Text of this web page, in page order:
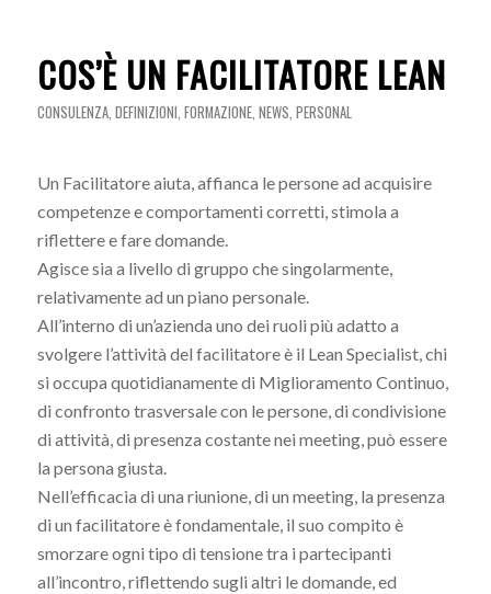
COS’È UN FACILITATORE LEAN
CONSULENZA, DEFINIZIONI FORMAZIONE, NEWS PERSONAL
Un Facilitatore aiuta, affianca le persone ad acquisire
competenze e comportamenti corretti, stimola a
riflettere e fare domande.
Agisce sia a livello di gruppo che singolarmente,
relativamente ad un piano personale.
All’interno di un’azienda uno dei ruoli più adatto a
svolgere l’attività del facilitatore è il Lean Specialist, chi
si occupa quotidianamente di Miglioramento Continuo,
di confronto trasversale con le persone, di condivisione
di attività, di presenza costante nei meeting, può essere
la persona giusta.
Nell’efficacia di una riunione, di un meeting, la presenza
di un facilitatore è fondamentale, il suo compito è
smorzare ogni tipo di tensione tra i partecipanti
all’incontro, riflettendo sugli altri le domande, ed